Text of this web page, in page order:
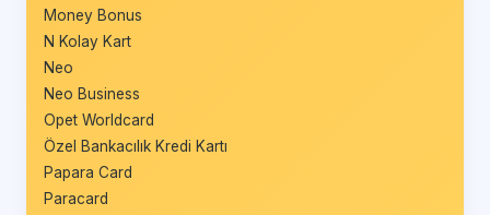
Money Bonus
N Kolay Kart
Neo
Neo Business
Opet Worldcard
Özel Bankacılık Kredi Kartı
Papara Card
Paracard